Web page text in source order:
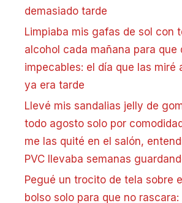
demasiado tarde
Limpiaba mis gafas de sol con
alcohol cada mañana para que
impecables: el día que las miré
ya era tarde
Llevé mis sandalias jelly de
todo agosto solo por
me las quité en el salón,
PVC llevaba semanas
Pegué un trocito de tela sobre
bolso solo para que no rascara: